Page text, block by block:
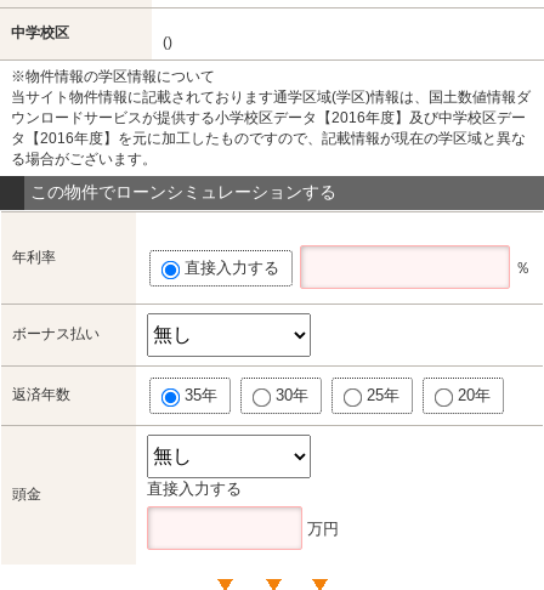
中学校区
()
※物件情報の学区情報について
当サイト物件情報に記載されております通学区域(学区)情報は、国土数値情報ダ
ウンロードサービスが提供する小学校区データ【2016年度】及び中学校区デー
タ【2016年度】を元に加工したものですので、記載情報が現在の学区域と異な
る場合がございます。
この物件でローンシミュレーションする
年利率
直接入力する ％
ボーナス払い
返済年数 35年 30年 25年 20年
頭金 直接入力する
万円